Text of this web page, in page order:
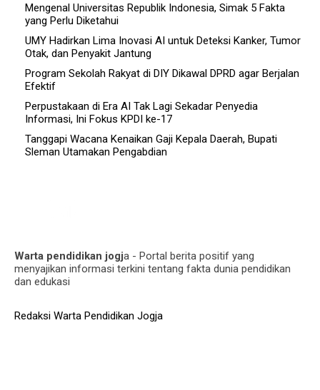
Mengenal Universitas Republik Indonesia, Simak 5 Fakta
yang Perlu Diketahui
UMY Hadirkan Lima Inovasi AI untuk Deteksi Kanker, Tumor
Otak, dan Penyakit Jantung
Program Sekolah Rakyat di DIY Dikawal DPRD agar Berjalan
Efektif
Perpustakaan di Era AI Tak Lagi Sekadar Penyedia
Informasi, Ini Fokus KPDI ke-17
Tanggapi Wacana Kenaikan Gaji Kepala Daerah, Bupati
Sleman Utamakan Pengabdian
Warta pendidikan jogja - Portal berita positif yang
menyajikan informasi terkini tentang fakta dunia pendidikan
dan edukasi
Redaksi Warta Pendidikan Jogja